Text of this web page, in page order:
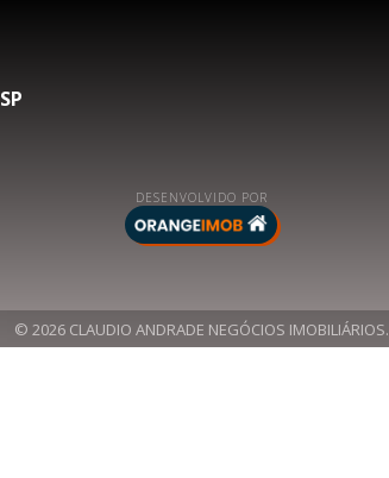
DESENVOLVIDO POR
© 2026 CLAUDIO ANDRADE NEGÓCIOS IMOBILIÁRIOS.